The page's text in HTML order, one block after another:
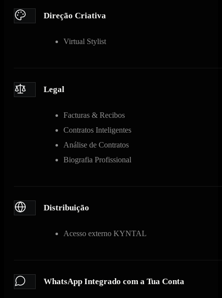
Direção Criativa
Virtual Stylist
Legal
Facturas & Recibos
Contratos Inteligentes
Análise de Contratos
Biografia Profissional
Distribuição
Acesso externo KYNTAL
WhatsApp Integrado com a Tua Conta